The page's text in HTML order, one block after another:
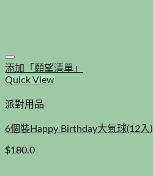
添加「願望清單」
Quick View
派對用品
6個裝Happy Birthday大氣球(12入)
$180.0